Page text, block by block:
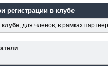
регистрации в клубе
клубе, для членов, в рамках